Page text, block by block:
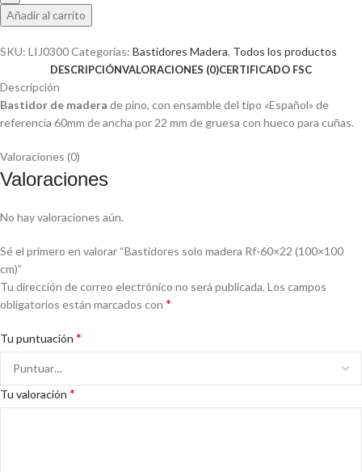
Rf-
60x22
Añadir al carrito
SKU: LIJ0300Categorías: Bastidores Madera, Todos los productos
DESCRIPCIÓNVALORACIONES (0)CERTIFICADO FSC
Descripción
Bastidor de madera de pino, con ensamble del tipo «Español» de
referencia 60mm de ancha por 22 mm de gruesa con hueco para cuñas.
Valoraciones (0)
Valoraciones
No hay valoraciones aún.
Sé el primero en valorar “Bastidores solo madera Rf-60×22 (100×100
cm)”
Tu dirección de correo electrónico no será publicada. Los campos
obligatorios están marcados con *
Tu puntuación *
Tu valoración *